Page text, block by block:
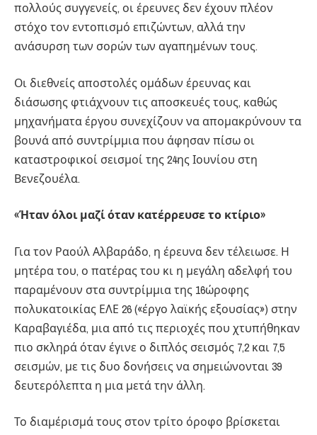
πολλούς συγγενείς, οι έρευνες δεν έχουν πλέον
στόχο τον εντοπισμό επιζώντων, αλλά την
ανάσυρση των σορών των αγαπημένων τους.
Οι διεθνείς αποστολές ομάδων έρευνας και
διάσωσης φτιάχνουν τις αποσκευές τους, καθώς
μηχανήματα έργου συνεχίζουν να απομακρύνουν τα
βουνά από συντρίμμια που άφησαν πίσω οι
καταστροφικοί σεισμοί της 24ης Ιουνίου στη
Βενεζουέλα.
«Ήταν όλοι μαζί όταν κατέρρευσε το κτίριο»
Για τον Ραούλ Αλβαράδο, η έρευνα δεν τέλειωσε. Η
μητέρα του, ο πατέρας του κι η μεγάλη αδελφή του
παραμένουν στα συντρίμμια της 16ώροφης
πολυκατοικίας ΕΛΕ 26 («έργο λαϊκής εξουσίας») στην
Καραβαγιέδα, μια από τις περιοχές που χτυπήθηκαν
πιο σκληρά όταν έγινε ο διπλός σεισμός 7,2 και 7,5
σεισμών, με τις δυο δονήσεις να σημειώνονται 39
δευτερόλεπτα η μια μετά την άλλη.
Το διαμέρισμά τους στον τρίτο όροφο βρίσκεται